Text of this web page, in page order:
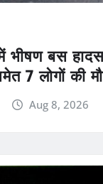
भीषण बस
7 लोगों की
Aug 8, 2026